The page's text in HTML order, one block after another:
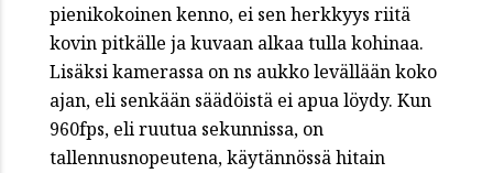
pienikokoinen kenno, ei sen herkkyys riitä
kovin pitkälle ja kuvaan alkaa tulla kohinaa.
Lisäksi kamerassa on ns aukko levällään koko
ajan, eli senkään säädöistä ei apua löydy. Kun
960fps, eli ruutua sekunnissa, on
tallennusnopeutena, käytännössä hitain